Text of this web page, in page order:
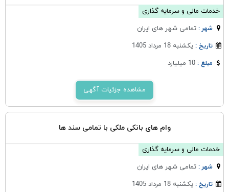
خدمات مالی و سرمایه گذاری
شهر :تمامی شهر های ایران
تاریخ :یکشنبه 18 مرداد 1405
مبلغ :10 میلیارد
مشاهده جزئیات آگهی
وام های بانکی ملکی با تمامی سند ها
خدمات مالی و سرمایه گذاری
شهر :تمامی شهر های ایران
تاریخ :یکشنبه 18 مرداد 1405